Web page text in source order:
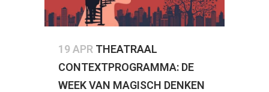
19 APR THEATRAAL
CONTEXTPROGRAMMA: DE
WEEK VAN MAGISCH DENKEN